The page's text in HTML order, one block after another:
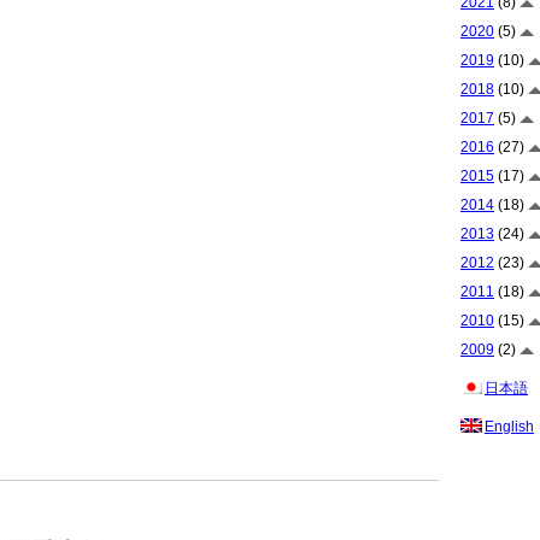
2020 (5)
2019 (10)
2018 (10)
2017 (5)
2016 (27)
2015 (17)
2014 (18)
2013 (24)
2012 (23)
2011 (18)
2010 (15)
2009 (2)
日本語
English